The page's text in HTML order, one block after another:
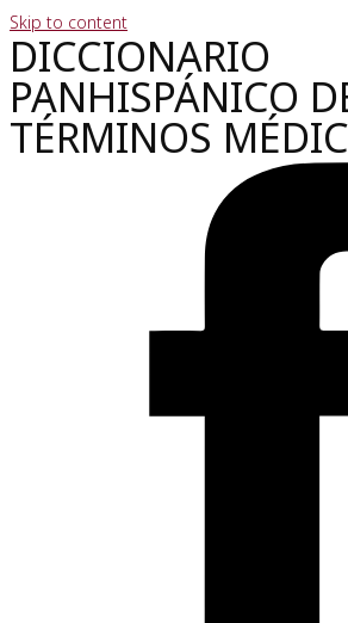
Skip to content
DICCIONARIO
PANHISPÁNICO
TÉRMINOS